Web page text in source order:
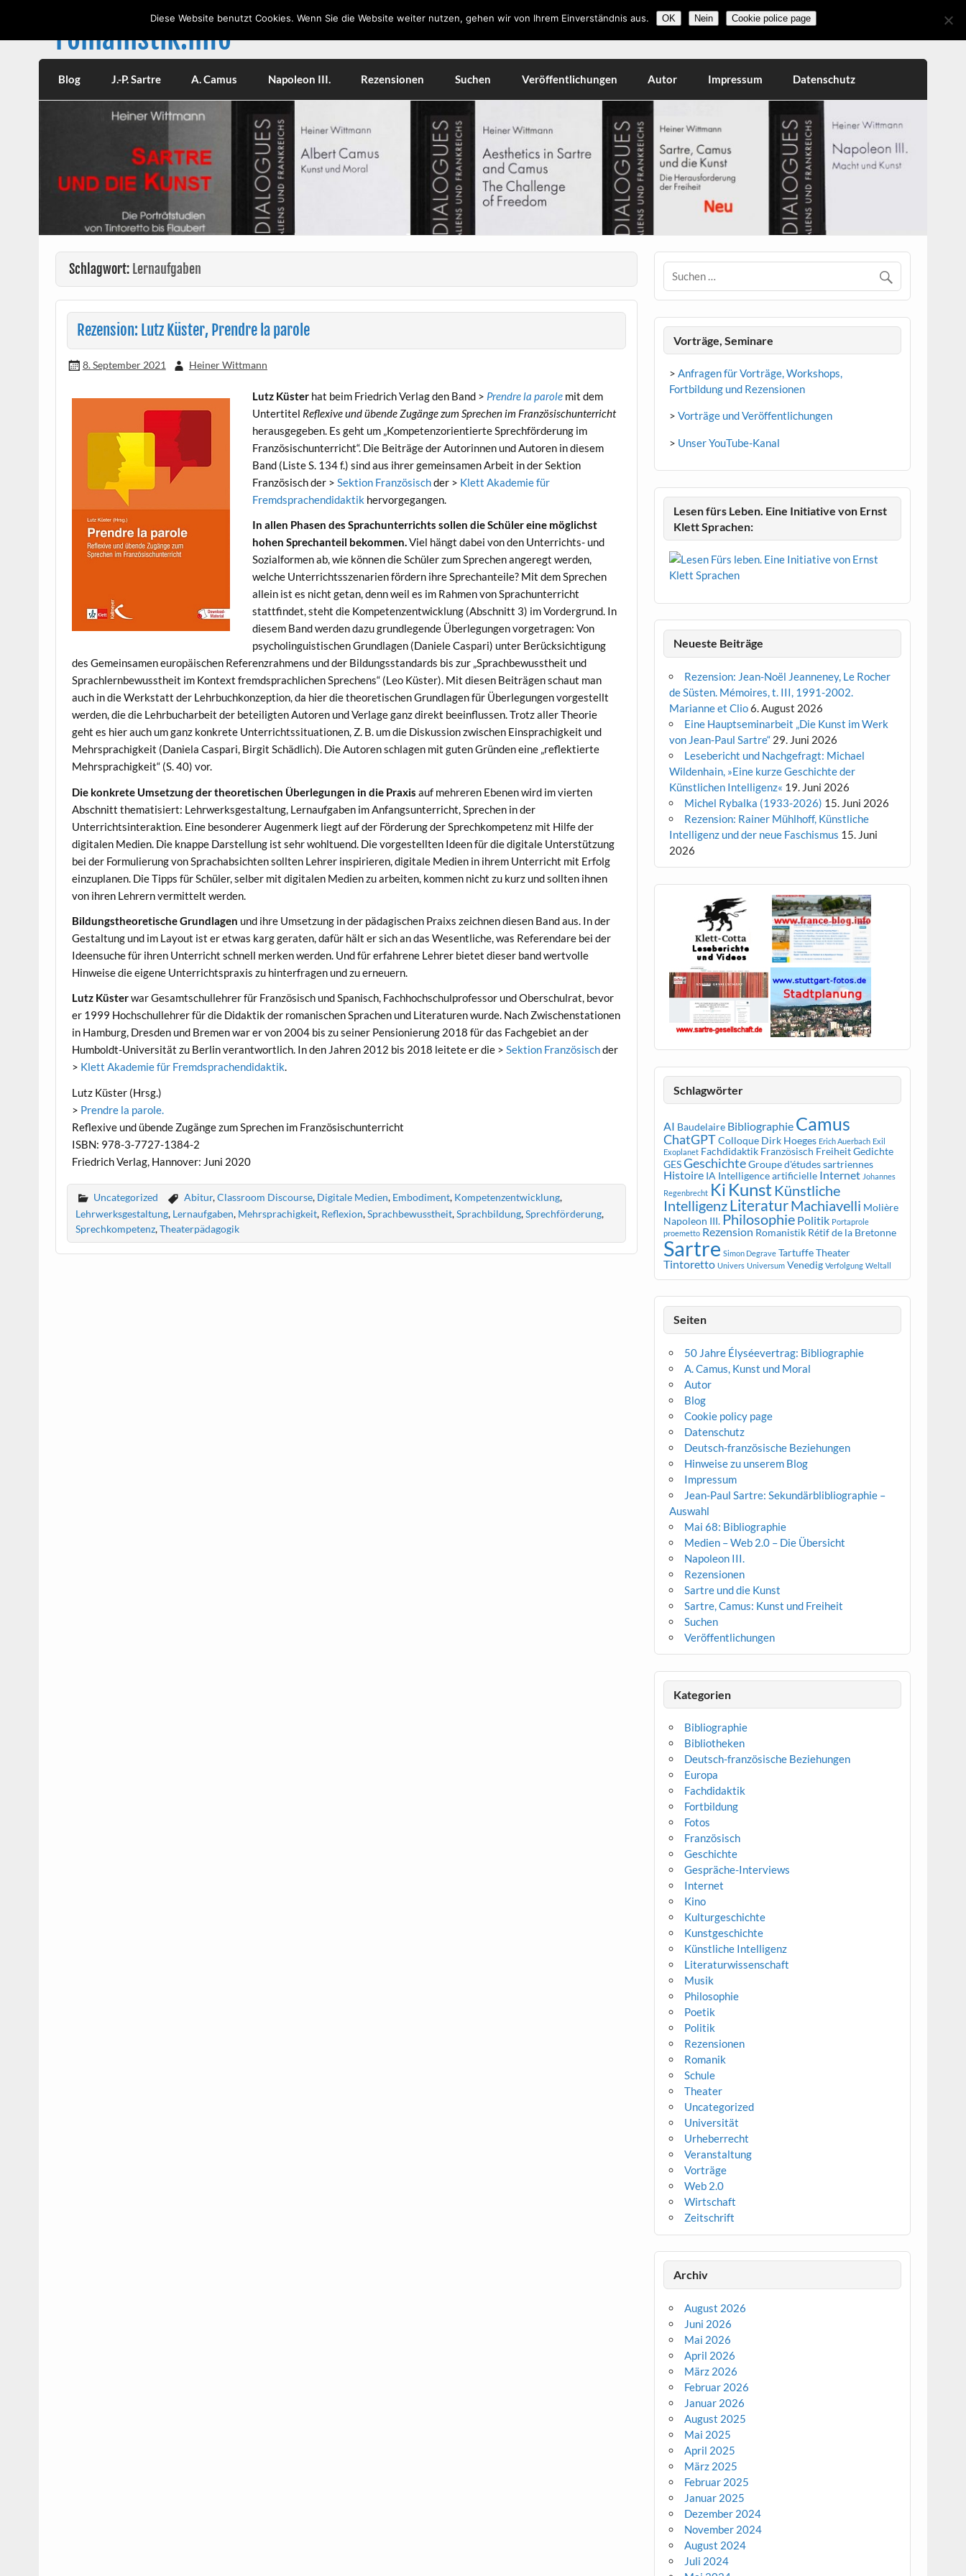
romanistik.info
Blog J.-P. Sartre A. Camus Napoleon III. Rezensionen Suchen Veröffentlichungen Autor Impressum Datenschutz
Schlagwort: Lernaufgaben
Rezension: Lutz Küster, Prendre la parole
8. September 2021 Heiner Wittmann
Lutz Küsterhat beim Friedrich Verlag den Band > Prendre la parolemit dem
Untertitel Reflexive und übende Zugänge zum Sprechen im Französischunterricht
herausgegeben. Es geht um „Kompetenzorientierte Sprechförderung im
Französischunterricht“. Die Beiträge der Autorinnen und Autoren in diesem
Band (Liste S. 134 f.) sind aus ihrer gemeinsamen Arbeit in der Sektion
Französisch der > Sektion Französischder > Klett Akademie für
Fremdsprachendidaktik hervorgegangen.
In allen Phasen des Sprachunterrichts sollen die Schüler eine möglichst
hohen Sprechanteil bekommen.Viel hängt dabei von den Unterrichts- und
Sozialformen ab, wie können die Schüler zum Sprechen angeregt werden,
welche Unterrichtsszenarien fördern ihre Sprechanteile? Mit dem Sprechen
allein ist es nicht getan, denn weil es im Rahmen von Sprachunterricht
stattfindet, steht die Kompetenzentwicklung (Abschnitt 3) im Vordergrund. In
diesem Band werden dazu grundlegende Überlegungen vorgetragen: Von
psycholinguistischen Grundlagen (Daniele Caspari) unter Berücksichtigung
des Gemeinsamen europäischen Referenzrahmens und der Bildungsstandards bis zur „Sprachbewusstheit und
Sprachlernbewusstheit im Kontext fremdsprachlichen Sprechens“ (Leo Küster). Mit diesen Beiträgen schaut man
auch in die Werkstatt der Lehrbuchkonzeption, da hier die theoretischen Grundlagen für Überlegungen vorgestellt
werden, die die Lehrbucharbeit der beteiligten Autoren und Verlage ganz direkt beeinflussen. Trotz aller Theorie
geht es hier auch um ganz konkrete Unterrichtssituationen, Z. B. um die Diskussion zwischen Einsprachigkeit und
Mehrsprachigkeit (Daniela Caspari, Birgit Schädlich). Die Autoren schlagen mit guten Gründen eine „reflektierte
Mehrsprachigkeit“ (S. 40) vor.
Die konkrete Umsetzung der theoretischen Überlegungen in die Praxis auf mehreren Ebenen wird im vierten
Abschnitt thematisiert: Lehrwerksgestaltung, Lernaufgaben im Anfangsunterricht, Sprechen in der
Unterrichtsinteraktion. Eine besonderer Augenmerk liegt auf der Förderung der Sprechkompetenz mit Hilfe der
digitalen Medien. Die knappe Darstellung ist sehr wohltuend. Die vorgestellten Ideen für die digitale Unterstützung
bei der Formulierung von Sprachabsichten sollten Lehrer inspirieren, digitale Medien in ihrem Unterricht mit Erfolg
einzuplanen. Die Tipps für Schüler, selber mit digitalen Medien zu arbeiten, kommen nicht zu kurz und sollten ihnen
von ihren Lehrern vermittelt werden.
Bildungstheoretische Grundlagen und ihre Umsetzung in der pädagischen Praixs zeichnen diesen Band aus. In der
Gestaltung und im Layout ist er etwas karg geraten, dafür hält er sich an das Wesentliche, was Referendare bei der
Ideensuche für ihren Unterricht schnell merken werden. Und für erfahrene Lehrer bietet dieser band wertvolle
Hinweise die eigene Unterrichtspraxis zu hinterfragen und zu erneuern.
Lutz Küsterwar Gesamtschullehrer für Französisch und Spanisch, Fachhochschulprofessor und Oberschulrat, bevor
er 1999 Hochschullehrer für die Didaktik der romanischen Sprachen und Literaturen wurde. Nach Zwischenstationen
in Hamburg, Dresden und Bremen war er von 2004 bis zu seiner Pensionierung 2018 für das Fachgebiet an der
Humboldt-Universität zu Berlin verantwortlich. In den Jahren 2012 bis 2018 leitete er die >Sektion Französischder
> Klett Akademie für Fremdsprachendidaktik.
Lutz Küster (Hrsg.)
> Prendre la parole.
Reflexive und übende Zugänge zum Sprechen im Französischunterricht
ISBN: 978-3-7727-1384-2
Friedrich Verlag, Hannover: Juni 2020
Uncategorized Abitur,Classroom Discourse, Digitale Medien, Embodiment, Kompetenzentwicklung,
Lehrwerksgestaltung, Lernaufgaben, Mehrsprachigkeit, Reflexion,Sprachbewusstheit,Sprachbildung,Sprechförderung,
Sprechkompetenz,Theaterpädagogik
Vorträge, Seminare
> Anfragen für Vorträge, Workshops,
Fortbildung und Rezensionen
> Vorträge und Veröffentlichungen
> Unser YouTube-Kanal
Lesen fürs Leben. Eine Initiative von Ernst
Klett Sprachen:
Neueste Beiträge
Rezension: Jean-Noël Jeanneney, Le Rocher
de Süsten. Mémoires, t. III, 1991-2002.
Marianne et Clio6. August 2026
Eine Hauptseminarbeit „Die Kunst im Werk
von Jean-Paul Sartre“ 29. Juni 2026
Lesebericht und Nachgefragt: Michael
Wildenhain, »Eine kurze Geschichte der
Künstlichen Intelligenz« 19. Juni 2026
Michel Rybalka (1933-2026) 15. Juni 2026
Rezension: Rainer Mühlhoff, Künstliche
Intelligenz und der neue Faschismus 15. Juni
2026
Schlagwörter
AI Baudelaire Bibliographie Camus
ChatGPTColloque Dirk Hoeges Erich Auerbach Exil
Exoplanet Fachdidaktik Französisch FreiheitGedichte
GESGeschichteGroupe d'études sartriennes
Histoire IA Intelligence artificielle Internet Johannes
Regenbrecht Ki Kunst Künstliche
IntelligenzLiteraturMachiavelli Molière
Napoleon III. Philosophie Politik Portaprole
proemetto Rezension Romanistik Rétif de la Bretonne
Sartre Simon Degrave TartuffeTheater
Tintoretto Univers Universum Venedig Verfolgung Weltall
Seiten
50 Jahre Élyséevertrag: Bibliographie
A. Camus, Kunst und Moral
Autor
Blog
Cookie policy page
Datenschutz
Deutsch-französische Beziehungen
Hinweise zu unserem Blog
Impressum
Jean-Paul Sartre: Sekundärblibliographie –
Auswahl
Mai 68: Bibliographie
Medien – Web 2.0 – Die Übersicht
Napoleon III.
Rezensionen
Sartre und die Kunst
Sartre, Camus: Kunst und Freiheit
Suchen
Veröffentlichungen
Kategorien
Bibliographie
Bibliotheken
Deutsch-französische Beziehungen
Europa
Fachdidaktik
Fortbildung
Fotos
Französisch
Geschichte
Gespräche-Interviews
Internet
Kino
Kulturgeschichte
Kunstgeschichte
Künstliche Intelligenz
Literaturwissenschaft
Musik
Philosophie
Poetik
Politik
Rezensionen
Romanik
Schule
Theater
Uncategorized
Universität
Urheberrecht
Veranstaltung
Vorträge
Web 2.0
Wirtschaft
Zeitschrift
Archiv
August 2026
Juni 2026
Mai 2026
April 2026
März 2026
Februar 2026
Januar 2026
August 2025
Mai 2025
April 2025
März 2025
Februar 2025
Januar 2025
Dezember 2024
November 2024
August 2024
Juli 2024
Diese Website benutzt Cookies. Wenn Sie die Website weiter nutzen, gehen wir von Ihrem Einverständnis aus. OK Nein Cookie police page